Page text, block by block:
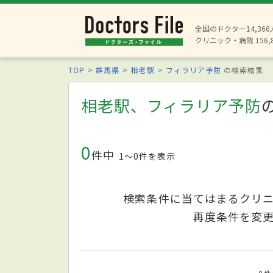
全国のドクター14,366
クリニック・病院
TOP 群馬県 相老駅 フィラリア予防 の検索結果
相老駅、フィラリア予防
0件中 1〜0件を表示
検索条件に当てはまるクリ
再度条件を変